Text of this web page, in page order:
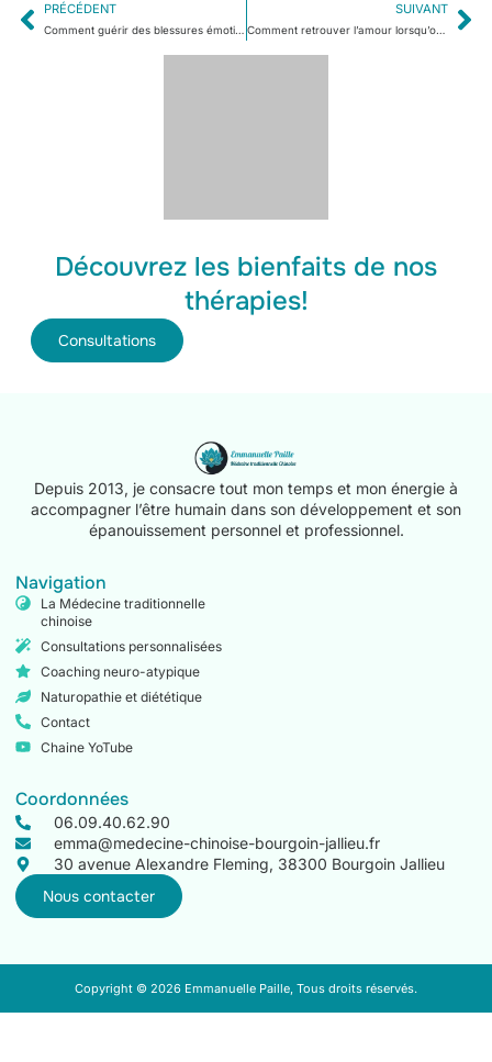
PRÉCÉDENT
Comment guérir des blessures émotionnelles liées à l’abandon et à la trahison grâce au coaching ?
SUIVANT
Comment retrouver l’amour lorsqu’on se sent émotionnellement bloqué grâce au coaching ?
Découvrez les bienfaits de nos
thérapies!
Consultations
Depuis 2013, je consacre tout mon temps et mon énergie à
accompagner l’être humain dans son développement et son
épanouissement personnel et professionnel.
Navigation
La Médecine traditionnelle
chinoise
Consultations personnalisées
Coaching neuro-atypique
Naturopathie et diététique
Contact
Chaine YoTube
Coordonnées
06.09.40.62.90
emma@medecine-chinoise-bourgoin-jallieu.fr
30 avenue Alexandre Fleming, 38300 Bourgoin Jallieu
Nous contacter
Copyright © 2026 Emmanuelle Paille, Tous droits réservés.